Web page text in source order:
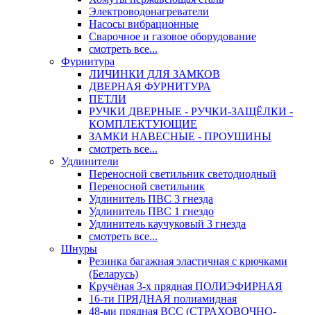
Электроводонагреватели
Насосы вибрационные
Сварочное и газовое оборудование
смотреть все...
Фурнитура
ЛИЧИНКИ ДЛЯ ЗАМКОВ
ДВЕРНАЯ ФУРНИТУРА
ПЕТЛИ
РУЧКИ ДВЕРНЫЕ - РУЧКИ-ЗАЩЁЛКИ -
КОМПЛЕКТУЮЩИЕ
ЗАМКИ НАВЕСНЫЕ - ПРОУШИНЫ
смотреть все...
Удлинители
Переносной светильник светодиодный
Переносной светильник
Удлинитель ПВС 3 гнезда
Удлинитель ПВС 1 гнездо
Удлинитель каучуковый 3 гнезда
смотреть все...
Шнуры
Резинка багажная эластичная с крючками
(Беларусь)
Кручёная 3-х прядная ПОЛИЭФИРНАЯ
16-ти ПРЯДНАЯ полиамидная
48-ми прядная ВСС (СТРАХОВОЧНО-